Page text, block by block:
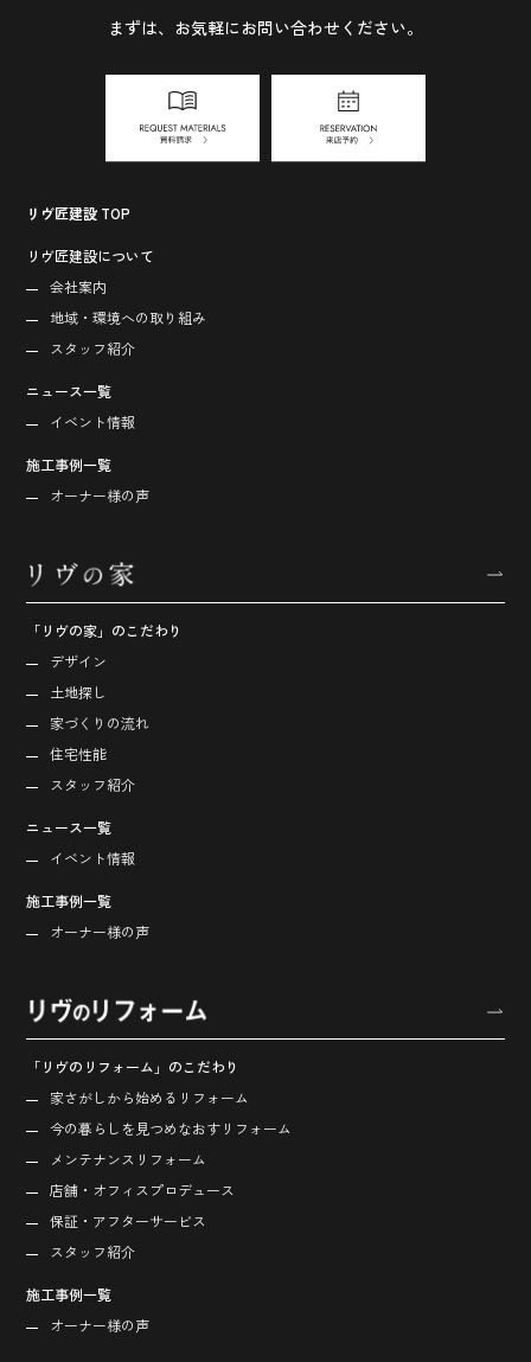
まずは、お気軽にお問い合わせください。
リヴ匠建設 TOP
リヴ匠建設について
会社案内
地域・環境への取り組み
スタッフ紹介
ニュース一覧
イベント情報
施工事例一覧
オーナー様の声
「リヴの家」のこだわり
デザイン
土地探し
家づくりの流れ
住宅性能
スタッフ紹介
ニュース一覧
イベント情報
施工事例一覧
オーナー様の声
「リヴのリフォーム」のこだわり
家さがしから始める リフォーム
今の暮らしを見つめなおす リフォーム
メンテナンスリフォーム
店舗・オフィス プロデュース
保証・アフターサービス
スタッフ紹介
施工事例一覧
オーナー様の声